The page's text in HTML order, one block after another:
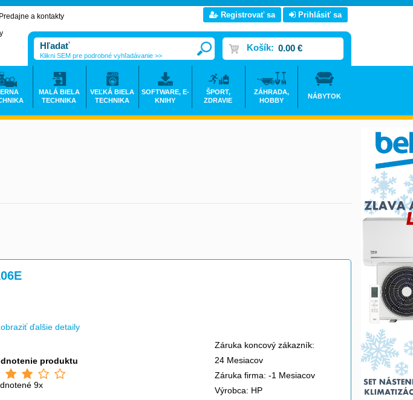
ďalšie detaily
produktu
9x
Záruka koncový zákazník:
24 Mesiacov
Záruka firma: -1 Mesiacov
Výrobca: HP
Predajne a kontakty
Registrovať sa Prihlásiť sa
Košík: 0.00 €
Klikni SEM pre podrobné vyhľadávanie >>
MALÁ BIELA
TECHNIKA
VEĽKÁ BIELA
TECHNIKA
SOFTWARE, E-
KNIHY
ŠPORT,
ZDRAVIE
ZÁHRADA,
HOBBY
NÁBYTOK